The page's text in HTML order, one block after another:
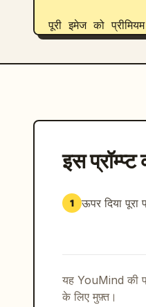
पूरी इमेज को
पूरी आर्टवर्क में
साफ और पिक्सेल-
कुरकुरी और स्पष्ट
रंग प्रणाली
सीमित रेट्रो गेमिंग
इस
1 ऊपर दिया पूरा
यह YouMind की
के लिए मुफ़्त।